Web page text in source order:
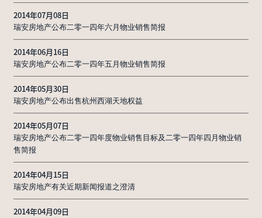
2014年07月08日
瑞安房地产公布二零一四年六月物业销售简报
2014年06月16日
瑞安房地产公布二零一四年五月物业销售简报
2014年05月30日
瑞安房地产公布出售杭州西湖天地权益
2014年05月07日
瑞安房地产公布二零一四年度物业销售目标及二零一四年四月物业销
售简报
2014年04月15日
瑞安房地产有关近期新闻报道之澄清
2014年04月09日